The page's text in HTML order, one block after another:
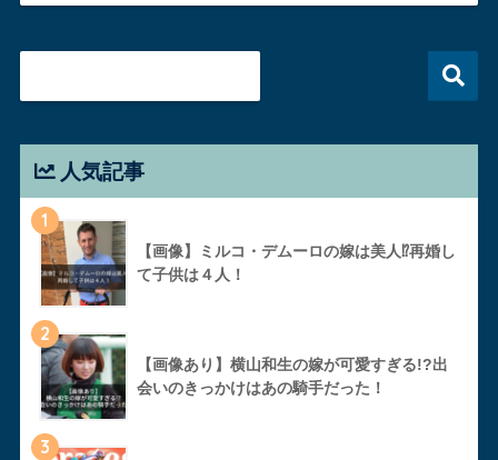
人気記事
1
【画像】ミルコ・デムーロの嫁は美人⁉︎再婚し
て子供は４人！
2
【画像あり】横山和生の嫁が可愛すぎる!?出
会いのきっかけはあの騎手だった！
3